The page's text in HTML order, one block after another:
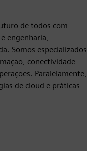
de todos com
engenharia,
Somos especializados
conectividade
Paralelamente,
de cloud e práticas